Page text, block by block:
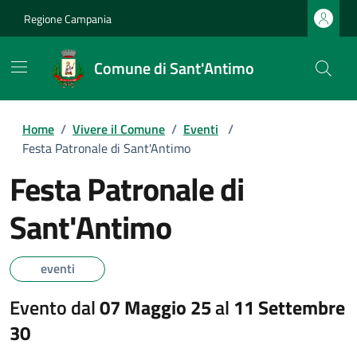
Regione Campania
Comune di Sant'Antimo
Home / Vivere il Comune / Eventi /
Festa Patronale di Sant'Antimo
Festa Patronale di
Sant'Antimo
eventi
Evento dal07 Maggio 25al 11 Settembre
30